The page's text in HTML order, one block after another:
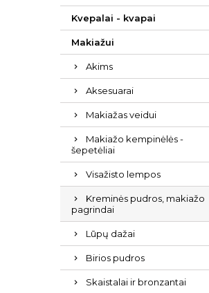
Kvepalai - kvapai
Makiažui
Akims
Aksesuarai
Makiažas veidui
Makiažo kempinėlės -
šepetėliai
Visažisto lempos
Kreminės pudros, makiažo
pagrindai
Lūpų dažai
Birios pudros
Skaistalai ir bronzantai